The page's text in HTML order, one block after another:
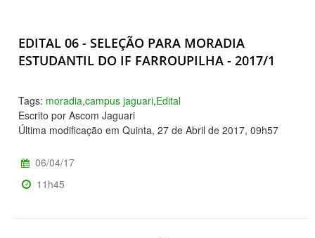
EDITAL 06 - SELEÇÃO PARA MORADIA
ESTUDANTIL DO IF FARROUPILHA - 2017/1
Tags: moradia,campus jaguari,Edital
Escrito por Ascom Jaguari
Última modificação em Quinta, 27 de Abril de 2017, 09h57
06/04/17
11h45